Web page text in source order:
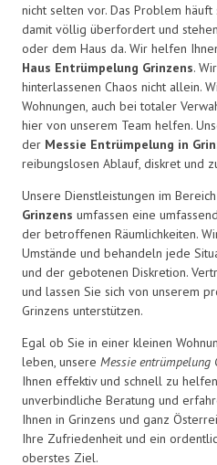
nicht selten vor. Das Problem
damit völlig überfordert und
oder dem Haus da. Wir helfen
Haus Entrümpelung Grinzens.
hinterlassenen Chaos nicht allein.
Wohnungen, auch bei totaler
hier von unserem Team helfen.
der Messie Entrümpelung in
reibungslosen Ablauf, diskret und
Unsere Dienstleistungen im Bereich
Grinzens umfassen eine
der betroffenen Räumlichkeiten.
Umstände und behandeln jede
und der gebotenen Diskretion.
und lassen Sie sich von unserem
Grinzens unterstützen.
Egal ob Sie in einer kleinen
leben, unsere Messie entrümpelung
Ihnen effektiv und schnell zu
unverbindliche Beratung und
Ihnen in Grinzens und ganz
Ihre Zufriedenheit und ein
oberstes Ziel.